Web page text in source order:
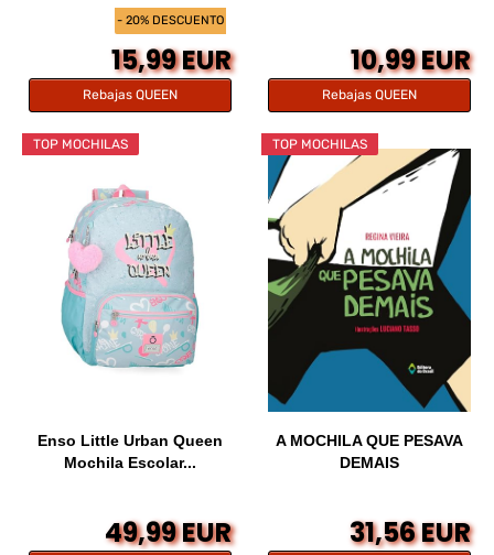
- 20% DESCUENTO
15,99 EUR
Rebajas QUEEN
10,99 EUR
Rebajas QUEEN
TOP MOCHILAS
Enso Little Urban Queen
Mochila Escolar...
49,99 EUR
TOP MOCHILAS
A MOCHILA QUE PESAVA
DEMAIS
31,56 EUR